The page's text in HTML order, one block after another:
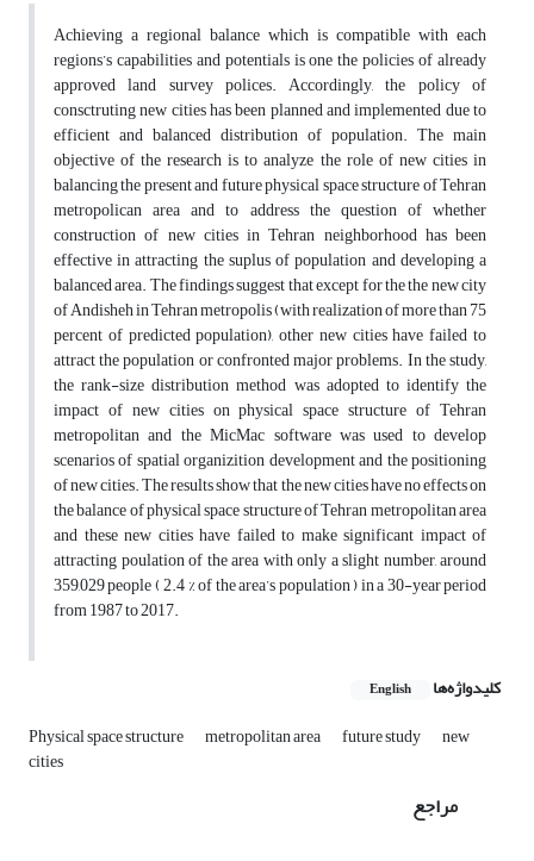
Achieving a regional balance which is compatible with each
regions’s capabilities and potentials is one the policies of already
approved land survey polices. Accordingly, the policy of
consctruting new cities has been planned and implemented due to
efficient and balanced distribution of population. The main
objective of the research is to analyze the role of new cities in
balancing the present and future physical space structure of Tehran
metropolican area and to address the question of whether
construction of new cities in Tehran neighborhood has been
effective in attracting the suplus of population and developing a
balanced area. The findings suggest that except for the the new city
of Andisheh in Tehran metropolis (with realization of more than 75
percent of predicted population), other new cities have failed to
attract the population or confronted major problems. In the study,
the rank-size distribution method was adopted to identify the
impact of new cities on physical space structure of Tehran
metropolitan and the MicMac software was used to develop
scenarios of spatial organizition development and the positioning
of new cities. The results show that the new cities have no effects on
the balance of physical space structure of Tehran metropolitan area
and these new cities have failed to make significant impact of
attracting poulation of the area with only a slight number, around
359,029 people ( 2.4 % of the area’s population ) in a 30-year period
from 1987 to 2017.
کلیدواژه‌ها English
Physical space structure metropolitan area future study new
cities
مراجع